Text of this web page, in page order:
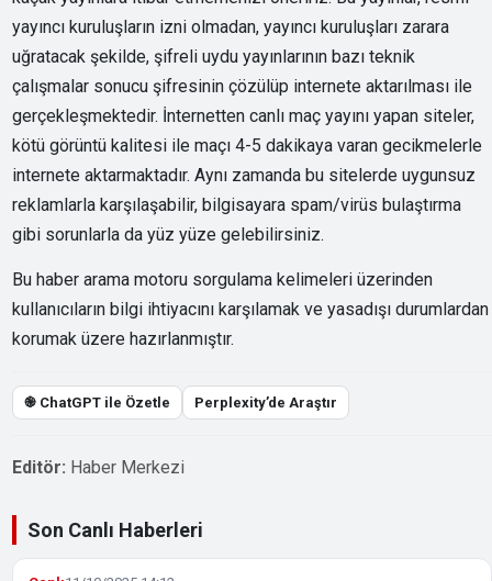
yayıncı kuruluşların izni olmadan, yayıncı kuruluşları zarara
uğratacak şekilde, şifreli uydu yayınlarının bazı teknik
çalışmalar sonucu şifresinin çözülüp internete aktarılması ile
gerçekleşmektedir. İnternetten canlı maç yayını yapan siteler,
kötü görüntü kalitesi ile maçı 4-5 dakikaya varan gecikmelerle
internete aktarmaktadır. Aynı zamanda bu sitelerde uygunsuz
reklamlarla karşılaşabilir, bilgisayara spam/virüs bulaştırma
gibi sorunlarla da yüz yüze gelebilirsiniz.
Bu haber arama motoru sorgulama kelimeleri üzerinden
kullanıcıların bilgi ihtiyacını karşılamak ve yasadışı durumlardan
korumak üzere hazırlanmıştır.
֎ ChatGPT ile Özetle Perplexity’de Araştır
Editör: Haber Merkezi
Son Canlı Haberleri